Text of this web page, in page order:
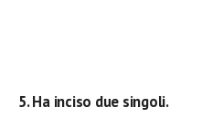
5. Ha inciso due singoli.